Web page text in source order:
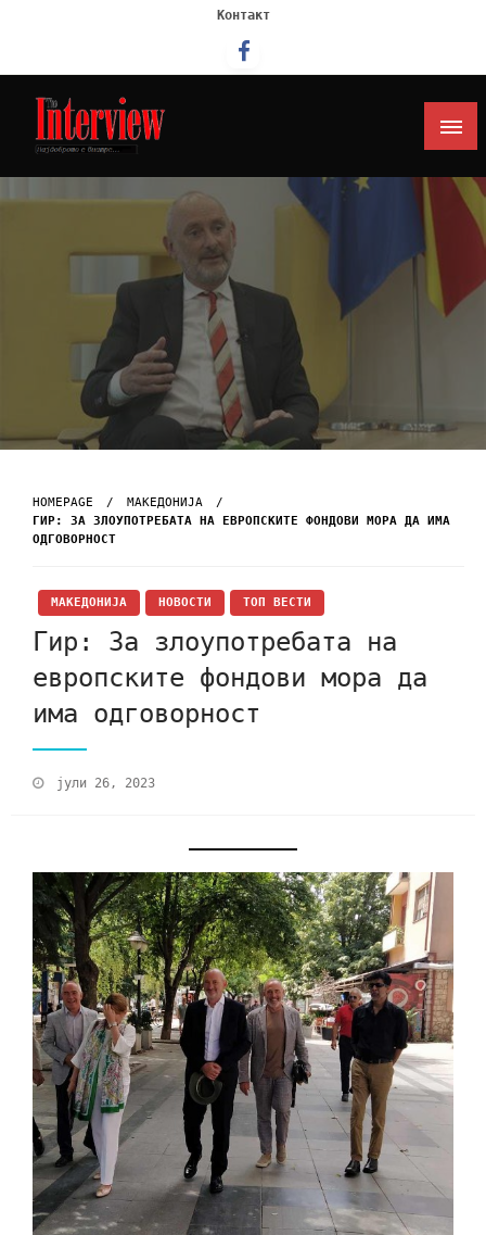
Контакт
Интервју
HOMEPAGE
МАКЕДОНИЈА
ГИР: ЗА ЗЛОУПОТРЕБАТА НА ЕВРОПСКИТЕ ФОНДОВИ МОРА ДА ИМА
ОДГОВОРНОСТ
МАКЕДОНИЈА НОВОСТИ ТОП ВЕСТИ
Гир: За злоупотребата на
европските фондови мора да
има одговорност
јули 26, 2023